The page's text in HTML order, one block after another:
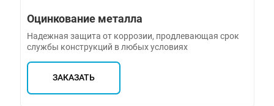
Оцинкование металла
Надежная защита от коррозии, продлевающая срок
службы конструкций в любых условиях
ЗАКАЗАТЬ